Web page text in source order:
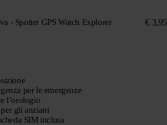
- Spotter GPS Watch Explorer € 3,95
per le emergenze
l’orologio
gli anziani
SIM inclusa